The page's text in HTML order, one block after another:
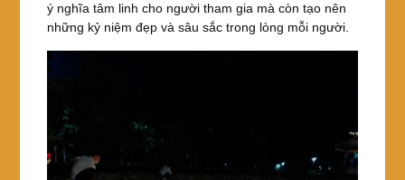
ý nghĩa tâm linh cho người tham gia mà còn tạo nên
những kỷ niệm đẹp và sâu sắc trong lòng mỗi người.